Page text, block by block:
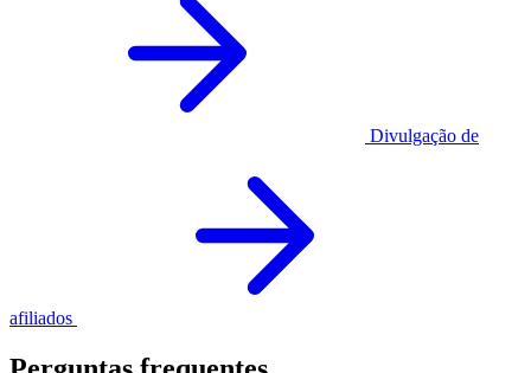
Divulgação de
afiliados